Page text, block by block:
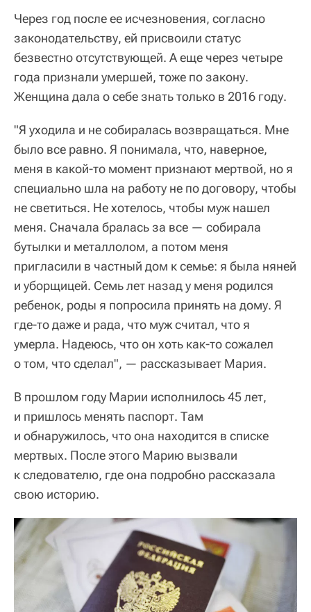
Через год после ее исчезновения, согласно
законодательству, ей присвоили статус
безвестно отсутствующей. А еще через четыре
года признали умершей, тоже по закону.
Женщина дала о себе знать только в 2016 году.
"Я уходила и не собиралась возвращаться. Мне
было все равно. Я понимала, что, наверное,
меня в какой-то момент признают мертвой, но я
специально шла на работу не по договору, чтобы
не светиться. Не хотелось, чтобы муж нашел
меня. Сначала бралась за все — собирала
бутылки и металлолом, а потом меня
пригласили в частный дом к семье: я была няней
и уборщицей. Семь лет назад у меня родился
ребенок, роды я попросила принять на дому. Я
где-то даже и рада, что муж считал, что я
умерла. Надеюсь, что он хоть как-то сожалел
о том, что сделал", — рассказывает Мария.
В прошлом году Марии исполнилось 45 лет,
и пришлось менять паспорт. Там
и обнаружилось, что она находится в списке
мертвых. После этого Марию вызвали
к следователю, где она подробно рассказала
свою историю.